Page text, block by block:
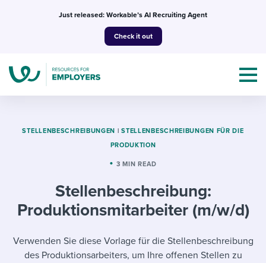
Just released: Workable’s AI Recruiting Agent
Check it out
Topics
Mobilizing AI in my work
Templates & Guides
I WANT...
I’m a jobseeker
Attend webinars & events
STELLENBESCHREIBUNGEN | STELLENBESCHREIBUNGEN FÜR DIE
PRODUKTION
3 MIN READ
Stellenbeschreibung:
Produktionsmitarbeiter (m/w/d)
Verwenden Sie diese Vorlage für die Stellenbeschreibung
des Produktionsarbeiters, um Ihre offenen Stellen zu